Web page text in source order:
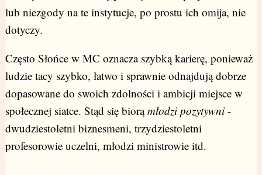
lub niezgody na te instytucje, po prostu ich omija, nie
dotyczy.
Często Słońce w MC oznacza szybką karierę, ponieważ
ludzie tacy szybko, łatwo i sprawnie odnajdują dobrze
dopasowane do swoich zdolności i ambicji miejsce w
społecznej siatce. Stąd się biorąmłodzi pozytywni-
dwudziestoletni biznesmeni, trzydziestoletni
profesorowie uczelni, młodzi ministrowie itd.